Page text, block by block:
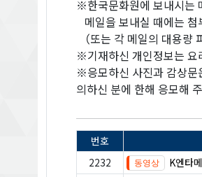
※한국문화원에 보내시는
메일을 보내실 때에는 첨
（또는 각 메일의 대용량
※기재하신 개인정보는 요
※응모하신 사진과 감상문
의하신 분에 한해 응모해
번호
2232
K엔타